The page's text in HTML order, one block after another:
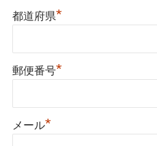
都道府県*
郵便番号*
メール*